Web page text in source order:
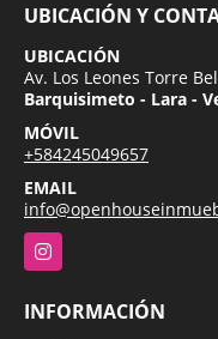
UBICACIÓN Y
UBICACIÓN
Av. Los Leones Torre Bel
Barquisimeto - Lara -
MÓVIL
+584245049657
EMAIL
Instagram
INFORMACIÓN